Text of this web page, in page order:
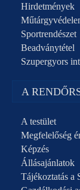
Hirdetmények
Sportrendészet
Beadványtétel
Szupergyors
A
A testület
Megfelelőség
Képzés
Állásajánlatok
Tájékoztatás a